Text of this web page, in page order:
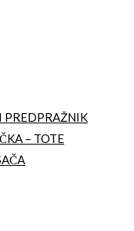
PREDPRAŽNIK
– TOTE